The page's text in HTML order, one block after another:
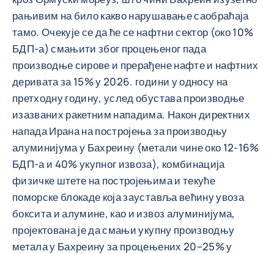
рањивим на било какво нарушавање саобраћаја
тамо. Очекује се да ће се нафтни сектор (око 10%
БДП-а) смањити због процењеног пада
производње сирове и прерађене нафте и нафтних
деривата за 15% у 2026. години у односу на
претходну годину, услед обустава производње
изазваних ракетним нападима. Након директних
напада Ирана на постројења за производњу
алуминијума у Бахреину (метали чине око 12-16%
БДП-а и 40% укупног извоза), комбинација
физичке штете на постројењима и текуће
поморске блокаде која зауставља већину увоза
боксита и алумине, као и извоз алуминијума,
пројектована је да смањи укупну производњу
метала у Бахреину за процењених 20–25% у